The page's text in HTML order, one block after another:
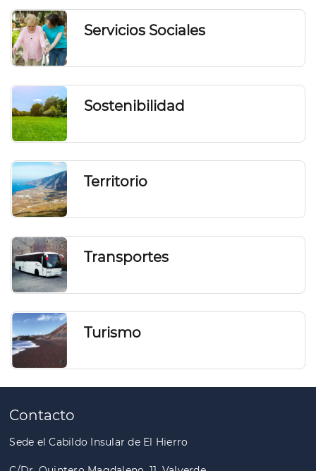
Servicios Sociales
Sostenibilidad
Territorio
Transportes
Turismo
Contacto
Sede el Cabildo Insular de El Hierro